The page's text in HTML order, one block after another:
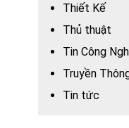
Thiết Kế
Thủ thuật
Tin Công
Truyền
Tin tức